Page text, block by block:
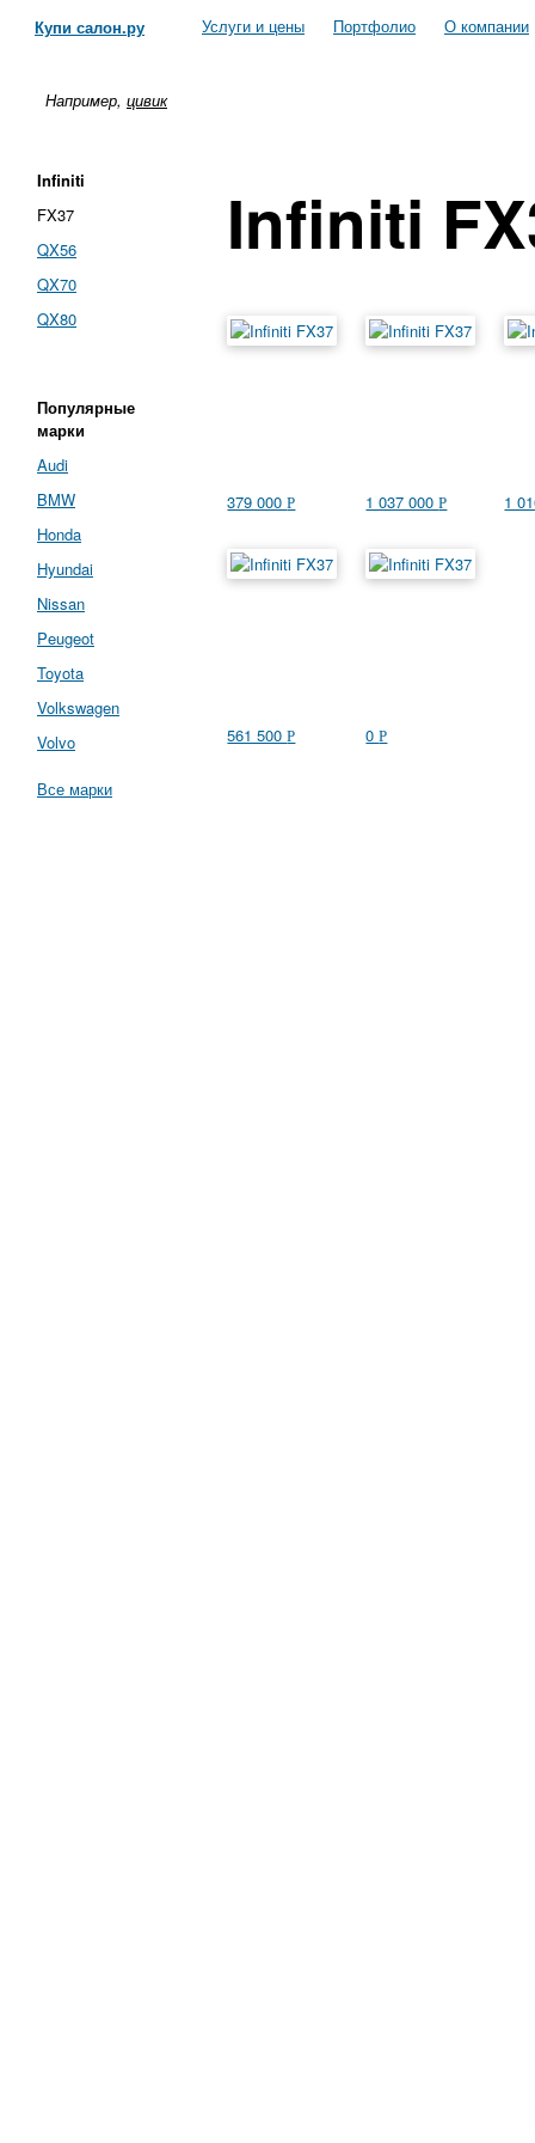
Купи салон.ру Услуги и цены Портфолио О компании
Например, цивик
Infiniti
FX37
QX56
QX70
QX80
Популярные
марки
Audi
BMW
Honda
Hyundai
Nissan
Peugeot
Toyota
Volkswagen
Volvo
Все марки
Infiniti
379 000Р 1 037 000Р 1
561 500Р 0Р